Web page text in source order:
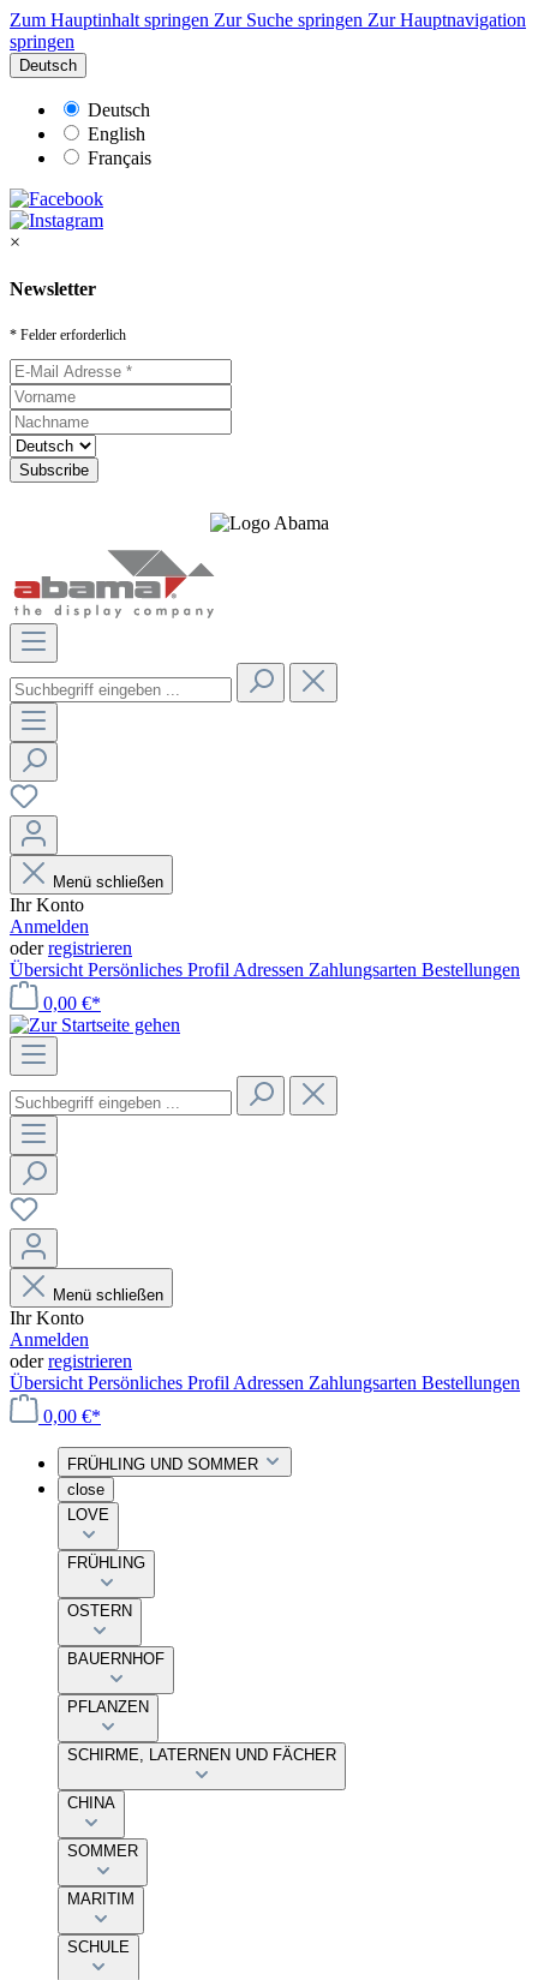
Zum Hauptinhalt springen Zur Suche springen Zur Hauptnavigation
springen
Deutsch
Deutsch
English
Français
×
Newsletter
* Felder erforderlich
Menü schließen
Ihr Konto
Anmelden
oderregistrieren
Übersicht Persönliches Profil Adressen Zahlungsarten Bestellungen
0,00 €*
Menü schließen
Ihr Konto
Anmelden
oderregistrieren
Übersicht Persönliches Profil Adressen Zahlungsarten Bestellungen
0,00 €*
FRÜHLING UND SOMMER
close
LOVE
FRÜHLING
OSTERN
BAUERNHOF
PFLANZEN
SCHIRME, LATERNEN UND FÄCHER
CHINA
SOMMER
MARITIM
SCHULE